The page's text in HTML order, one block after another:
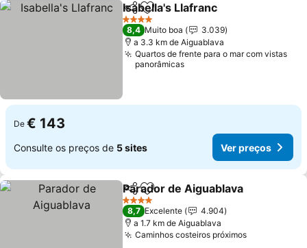
PartilharAdicionar aos favoritos
Isabella's Llafranc
4 Estrelas
8,4 Muito boa
3.039
a 3.3 km de Aiguablava
Quartos de frente para o mar com vistas
panorâmicas
De € 143
Consulte os preços de 5 sites Ver preços
PartilharAdicionar aos favoritos
Parador de Aiguablava
4 Estrelas
8,7 Excelente
4.904
a 1.7 km de Aiguablava
Caminhos costeiros próximosVer preços